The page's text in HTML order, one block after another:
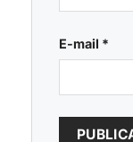
E-mail *